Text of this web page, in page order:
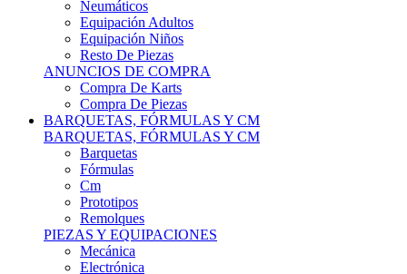
Equipación Niños
Resto De Piezas
ANUNCIOS DE COMPRA
Compra De Karts
Compra De Piezas
BARQUETAS, FÓRMULAS Y CM
BARQUETAS, FÓRMULAS Y CM
Barquetas
Fórmulas
Cm
Prototipos
Remolques
PIEZAS Y EQUIPACIONES
Mecánica
Electrónica
Chasis Y Carrocería